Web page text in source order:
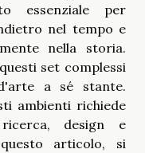
essenziale per
nel tempo e
nella storia.
set complessi
a sé stante.
ambienti richiede
design e
articolo, si